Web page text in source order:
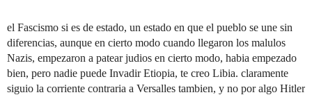
el Fascismo si es de estado, un estado en que el pueblo se une sin
diferencias, aunque en cierto modo cuando llegaron los malulos
Nazis, empezaron a patear judios en cierto modo, habia empezado
bien, pero nadie puede Invadir Etiopia, te creo Libia. claramente
siguio la corriente contraria a Versalles tambien, y no por algo Hitler